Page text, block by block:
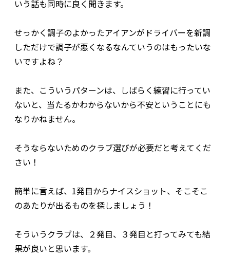
いう話も同時に良く聞きます。
せっかく調子のよかったアイアンがドライバーを新調
しただけで調子が悪くなるなんていうのはもったいな
いですよね？
また、こういうパターンは、しばらく練習に行ってい
ないと、当たるかわからないから不安ということにも
なりかねません。
そうならないためのクラブ選びが必要だと考えてくだ
さい！
簡単に言えば、1発目からナイスショット、そこそこ
のあたりが出るものを探しましょう！
そういうクラブは、２発目、３発目と打ってみても結
果が良いと思います。